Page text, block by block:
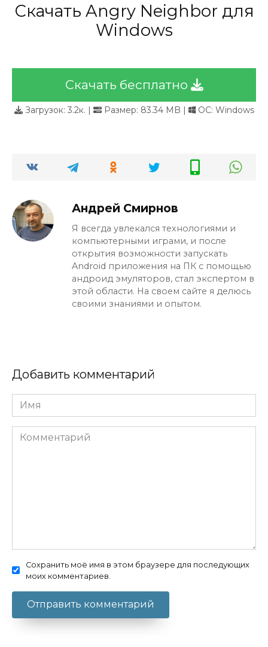
Скачать Angry Neighbor для
Windows
Скачать бесплатно
Загрузок: 3.2к. | Размер: 83.34 MB | ОС: Windows
Андрей Смирнов
Я всегда увлекался технологиями и
компьютерными играми, и после
открытия возможности запускать
Android приложения на ПК с помощью
андроид эмуляторов, стал экспертом в
этой области. На своем сайте я делюсь
своими знаниями и опытом.
Добавить комментарий
Имя
Комментарий
Сохранить моё имя в этом браузере для последующих
моих комментариев.